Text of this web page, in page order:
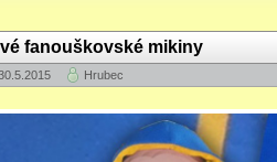
fanouškovské mikiny
Hrubec